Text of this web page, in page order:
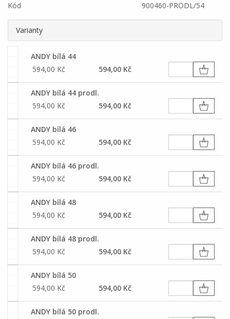
Kód 900460-PRODL/54
Varianty
ANDY bílá 44
594,00 Kč
594,00 Kč
ANDY bílá 44 prodl.
594,00 Kč
594,00 Kč
ANDY bílá 46
594,00 Kč
594,00 Kč
ANDY bílá 46 prodl.
594,00 Kč
594,00 Kč
ANDY bílá 48
594,00 Kč
594,00 Kč
ANDY bílá 48 prodl.
594,00 Kč
594,00 Kč
ANDY bílá 50
594,00 Kč
594,00 Kč
ANDY bílá 50 prodl.